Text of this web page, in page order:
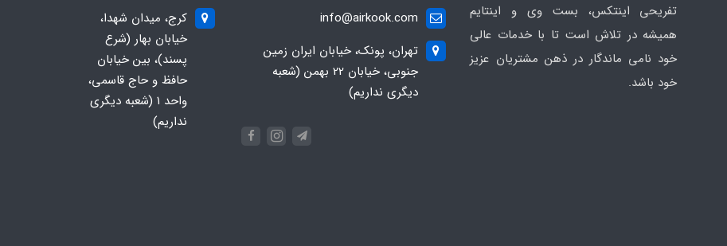
تفریحی اینتکس، بست وی و اینتایم
همیشه در تلاش است تا با خدمات عالی
خود نامی ماندگار در ذهن مشتریان عزیز
خود باشد.
info@airkook.com
تهران، پونک، خیابان ایران زمین
جنوبی، خیابان 22 بهمن (شعبه
دیگری نداریم)
کرج، میدان شهدا،
خیابان بهار (شرع
پسند)، بین خیابان
حافظ و حاج قاسمی،
واحد ۱ (شعبه دیگری
نداریم)